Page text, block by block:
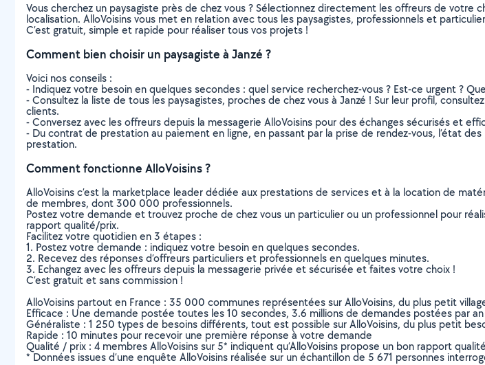
Vous cherchez un paysagiste près de chez vous ? Sélectionnez directement les offreurs de
localisation. AlloVoisins vous met en relation avec tous les paysagistes, professionnels et
C’est gratuit, simple et rapide pour réaliser tous vos projets !
Comment bien choisir un paysagiste à Janzé ?
Voici nos conseils :
- Indiquez votre besoin en quelques secondes : quel service recherchez-vous ? Est-ce urgent ?
- Consultez la liste de tous les paysagistes, proches de chez vous à Janzé ! Sur leur profil,
clients.
- Conversez avec les offreurs depuis la messagerie AlloVoisins pour des échanges sécurisés et
- Du contrat de prestation au paiement en ligne, en passant par la prise de rendez-vous, l’état
prestation.
Comment fonctionne AlloVoisins ?
AlloVoisins c’est la marketplace leader dédiée aux prestations de services et à la location de
de membres, dont 300 000 professionnels.
Postez votre demande et trouvez proche de chez vous un particulier ou un professionnel pour
rapport qualité/prix.
Facilitez votre quotidien en 3 étapes :
1. Postez votre demande : indiquez votre besoin en quelques secondes.
2. Recevez des réponses d’offreurs particuliers et professionnels en quelques minutes.
3. Echangez avec les offreurs depuis la messagerie privée et sécurisée et faites votre choix !
C’est gratuit et sans commission !
AlloVoisins partout en France : 35 000 communes représentées sur AlloVoisins, du plus petit
Efficace : Une demande postée toutes les 10 secondes, 3.6 millions de demandes postées par an
Généraliste : 1 250 types de besoins différents, tout est possible sur AlloVoisins, du plus petit
Rapide : 10 minutes pour recevoir une première réponse à votre demande
Qualité / prix : 4 membres AlloVoisins sur 5* indiquent qu’AlloVoisins propose un bon rapport
* Données issues d’une enquête AlloVoisins réalisée sur un échantillon de 5 671 personnes